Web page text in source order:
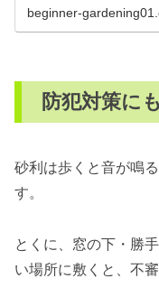
beginner-
防犯対策に
砂利は歩くと音が鳴
す。
とくに、窓の下・勝
い場所に敷くと、不